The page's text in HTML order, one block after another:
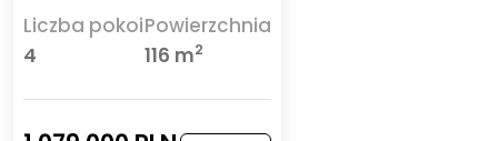
Liczba pokoi
4
Powierzchnia
116 m2